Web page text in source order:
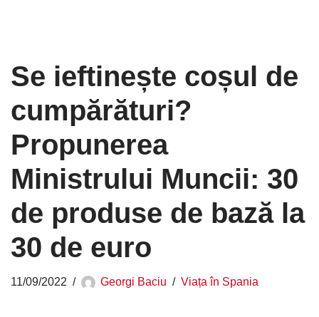
Se ieftinește coșul de
cumpărături?
Propunerea
Ministrului Muncii: 30
de produse de bază la
30 de euro
11/09/2022 Georgi Baciu Viața în Spania